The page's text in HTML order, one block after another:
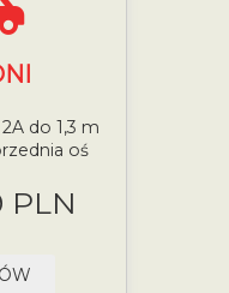
do 1,3 m
oś
PLN